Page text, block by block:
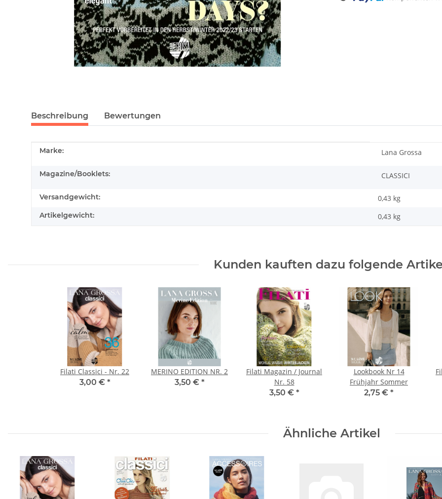
Beschreibung Bewertungen
Produkteigenschaft
Wert
Marke: Lana Grossa
Magazine/Booklets: CLASSICI
Versandgewicht: 0,43 kg
Artikelgewicht: 0,43 kg
Kunden kauften dazu folgende
Filati Classici - Nr. 22
3,00 € *
MERINO EDITION NR. 2
3,50 € *
Filati Magazin / Journal
Nr. 58
3,50 € *
Lookbook Nr 14
Frühjahr Sommer
2,75 € *
Ähnliche Artikel